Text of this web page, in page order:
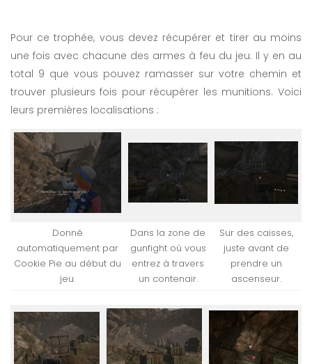
Pour ce trophée, vous devez récupérer et tirer au moins
une fois avec chacune des armes à feu du jeu. Il y en au
total 9 que vous pouvez ramasser sur votre chemin et
trouver plusieurs fois pour récupérer les munitions. Voici
leurs premières localisations :
Donné
automatiquement par
Cookie Pie au début du
jeu.
Dans la zone de
gunfight où vous
entrez à travers
un contenair.
Sur des caisses,
juste avant de
prendre un
ascenseur.